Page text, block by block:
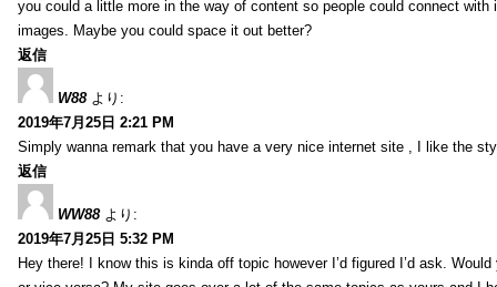
you could a little more in the way of content so people could connect
images. Maybe you could space it out better?
返信
W88 より:
2019年7月25日 2:21 PM
Simply wanna remark that you have a very nice internet site , I like the
返信
WW88 より:
2019年7月25日 5:32 PM
Hey there! I know this is kinda off topic however I’d figured I’d ask.